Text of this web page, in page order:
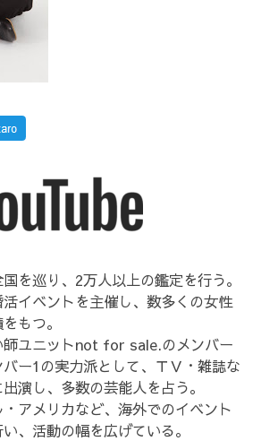
を巡り、2万人以上の鑑定を行う。
イベントを主催し、数多くの女性
もつ。
師ユニットnot for sale.のメンバー
ー1の実力派として、ＴＶ・雑誌な
演し、多数の芸能人を占う。
アメリカなど、海外でのイベント
、活動の幅を広げている。